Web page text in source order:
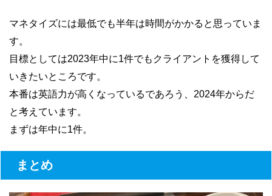
マネタイズには最低でも半年は時間がかかると思っていま
す。
目標としては2023年中に1件でもクライアントを獲得して
いきたいところです。
本番は英語力が高くなっているであろう、2024年からだ
と考えています。
まずは年中に1件。
まとめ